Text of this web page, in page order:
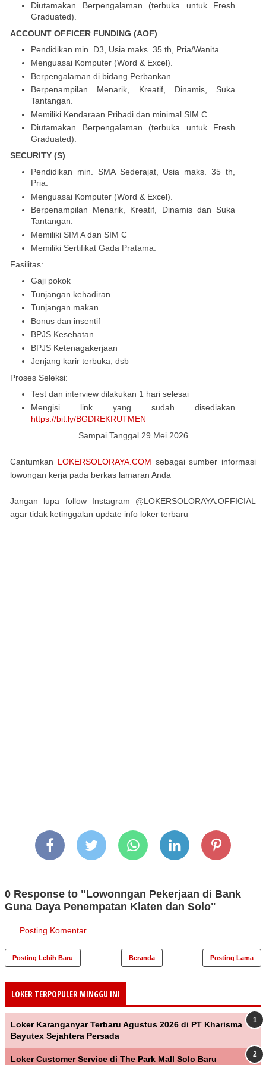
Diutamakan Berpengalaman (terbuka untuk Fresh
Graduated).
ACCOUNT OFFICER FUNDING (AOF)
Pendidikan min. D3, Usia maks. 35 th, Pria/Wanita.
Menguasai Komputer (Word & Excel).
Berpengalaman di bidang Perbankan.
Berpenampilan Menarik, Kreatif, Dinamis, Suka
Tantangan.
Memiliki Kendaraan Pribadi dan minimal SIM C
Diutamakan Berpengalaman (terbuka untuk Fresh
Graduated).
SECURITY (S)
Pendidikan min. SMA Sederajat, Usia maks. 35 th,
Pria.
Menguasai Komputer (Word & Excel).
Berpenampilan Menarik, Kreatif, Dinamis dan Suka
Tantangan.
Memiliki SIM A dan SIM C
Memiliki Sertifikat Gada Pratama.
Fasilitas:
Gaji pokok
Tunjangan kehadiran
Tunjangan makan
Bonus dan insentif
BPJS Kesehatan
BPJS Ketenagakerjaan
Jenjang karir terbuka, dsb
Proses Seleksi:
Test dan interview dilakukan 1 hari selesai
Mengisi link yang sudah disediakan
https://bit.ly/BGDREKRUTMEN
Sampai Tanggal 29 Mei 2026
Cantumkan LOKERSOLORAYA.COM sebagai sumber informasi
lowongan kerja pada berkas lamaran Anda
Jangan lupa follow Instagram @LOKERSOLORAYA.OFFICIAL
agar tidak ketinggalan update info loker terbaru
0 Response to "Lowonngan Pekerjaan di Bank
Guna Daya Penempatan Klaten dan Solo"
Posting Komentar
Posting Lebih Baru Posting Lama
Beranda
LOKER TERPOPULER MINGGU INI
Loker Karanganyar Terbaru Agustus 2026 di PT Kharisma
Bayutex Sejahtera Persada
Loker Customer Service di The Park Mall Solo Baru